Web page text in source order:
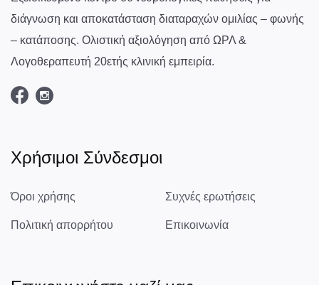
διάγνωση και αποκατάσταση διαταραχών ομιλίας – φωνής
– κατάποσης. Ολιστική αξιολόγηση από ΩΡΛ &
Λογοθεραπευτή 20ετής κλινική εμπειρία.
Χρήσιμοι Σύνδεσμοι
Όροι χρήσης
Πολιτική απορρήτου
Συχνές ερωτήσεις
Επικοινωνία